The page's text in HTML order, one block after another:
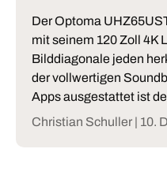
Der Optoma
mit seinem 120 Zoll 4K
Bilddiagonale jeden
der vollwertigen
Apps ausgestattet ist
Christian Schuller | 10.